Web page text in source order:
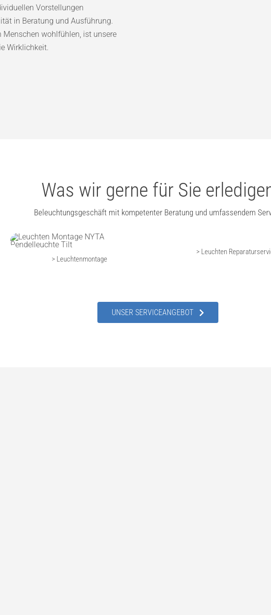
Vorstellungen
in Beratung und Ausführung.
Menschen wohlfühlen, ist unsere
Wirklichkeit.
Was wir gerne für Sie
Beleuchtungsgeschäft mit kompetenter Beratung und umfassendem
> Leuchtenmontage
> Leuchten
UNSER SERVICEANGEBOT